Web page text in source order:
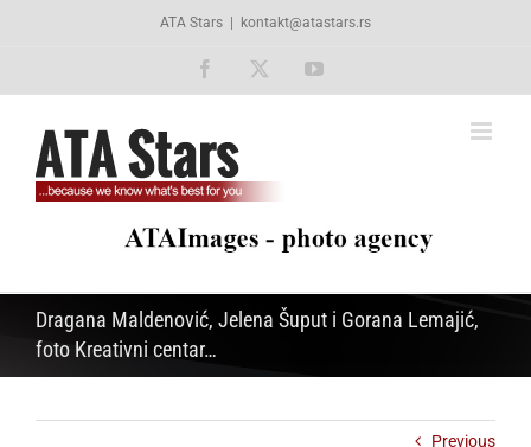
ATA Stars kontakt@atastars.rs
Facebook YouTube
Dragana Maldenović, Jelena Šuput i Gorana Lemajić,
foto Kreativni centar…
Previous